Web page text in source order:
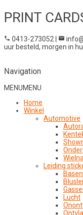
PRINT
0413-273052 |
uur besteld, morgen in
Navigation
MENUMENU
Home
Winkel
Automotive
Leiding
Basen
Lucht